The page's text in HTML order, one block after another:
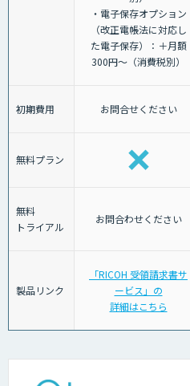
・電子保存オプション
（改正電帳法に対応し
た電子保存）：＋月額
300円～（消費税別）
初期費用 お問合せください
無料プラン
無料
トライアル
お問合わせください
製品リンク
「RICOH 受領請求書サ
ービス」の
詳細はこちら